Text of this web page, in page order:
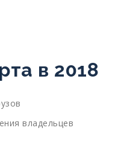
в 2018
владельцев